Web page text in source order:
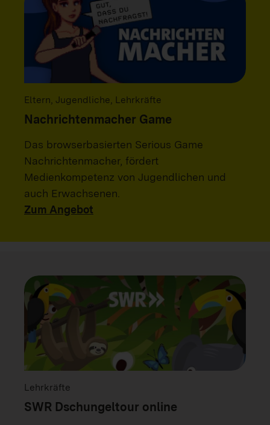
Eltern, Jugendliche, Lehrkräfte
Nachrichtenmacher Game
Das browserbasierten Serious Game
Nachrichtenmacher, fördert
Medienkompetenz von Jugendlichen und
auch Erwachsenen.
Zum Angebot
Lehrkräfte
SWR Dschungeltour online